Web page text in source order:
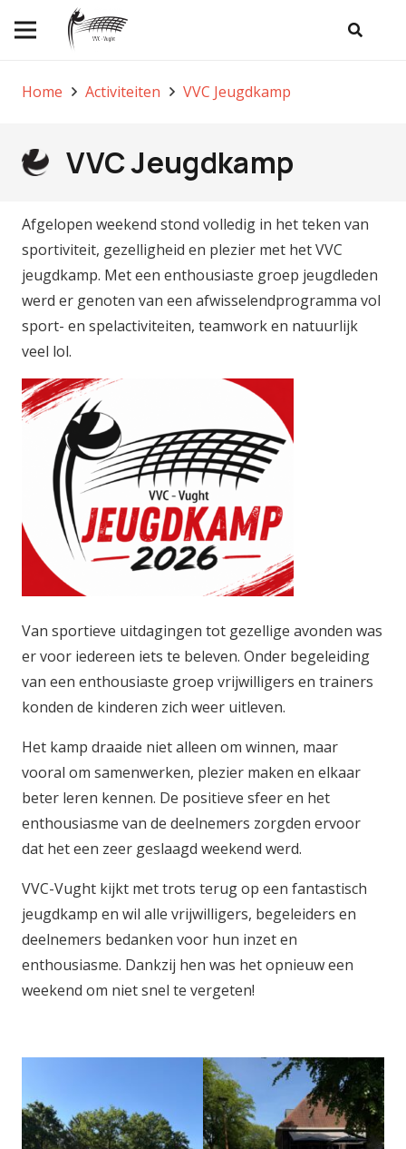
Home Activiteiten VVC Jeugdkamp
VVC Jeugdkamp
Afgelopen weekend stond volledig in het teken van
sportiviteit, gezelligheid en plezier met het VVC
jeugdkamp. Met een enthousiaste groep jeugdleden
werd er genoten van een afwisselendprogramma vol
sport- en spelactiviteiten, teamwork en natuurlijk
veel lol.
Van sportieve uitdagingen tot gezellige avonden was
er voor iedereen iets te beleven. Onder begeleiding
van een enthousiaste groep vrijwilligers en trainers
konden de kinderen zich weer uitleven.
Het kamp draaide niet alleen om winnen, maar
vooral om samenwerken, plezier maken en elkaar
beter leren kennen. De positieve sfeer en het
enthousiasme van de deelnemers zorgden ervoor
dat het een zeer geslaagd weekend werd.
VVC-Vught kijkt met trots terug op een fantastisch
jeugdkamp en wil alle vrijwilligers, begeleiders en
deelnemers bedanken voor hun inzet en
enthousiasme. Dankzij hen was het opnieuw een
weekend om niet snel te vergeten!